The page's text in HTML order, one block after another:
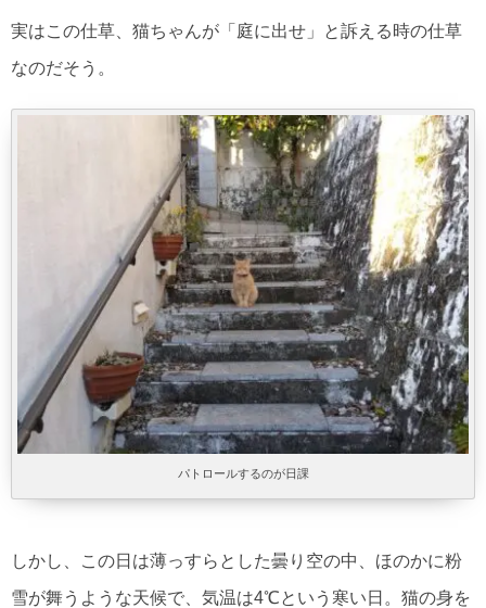
実はこの仕草、猫ちゃんが「庭に出せ」と訴える時の仕草
なのだそう。
パトロールするのが日課
しかし、この日は薄っすらとした曇り空の中、ほのかに粉
雪が舞うような天候で、気温は4℃という寒い日。猫の身を